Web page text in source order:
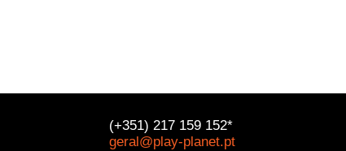
(+351) 217 159 152*
geral@play-planet.pt